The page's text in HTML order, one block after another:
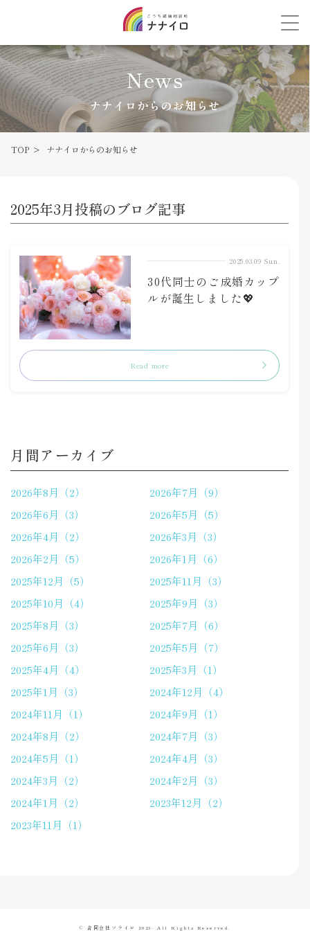
News
ナナイロからのお知らせ
TOP ナナイロからのお知らせ
2025年3月投稿のブログ記事
2025.03.09 Sun.
30代同士のご成婚カップ
ルが誕生しました💖
Read more
月間アーカイブ
2026年8月（2）
2026年7月（9）
2026年6月（3）
2026年5月（5）
2026年4月（2）
2026年3月（3）
2026年2月（5）
2026年1月（6）
2025年12月（5）
2025年11月（3）
2025年10月（4）
2025年9月（3）
2025年8月（3）
2025年7月（6）
2025年6月（3）
2025年5月（7）
2025年4月（4）
2025年3月（1）
2025年1月（3）
2024年12月（4）
2024年11月（1）
2024年9月（1）
2024年8月（2）
2024年7月（3）
2024年5月（1）
2024年4月（3）
2024年3月（2）
2024年2月（3）
2024年1月（2）
2023年12月（2）
2023年11月（1）
© 合同会社ソライロ 2023- All Rights Reserved.